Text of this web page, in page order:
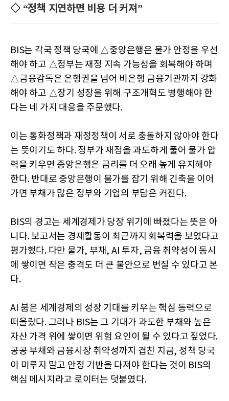
◇ “정책 지연하면 비용 더 커져”
BIS는 각국 정책 당국에 △중앙은행은 물가 안정을 우선
해야 하고 △정부는 재정 지속 가능성을 회복해야 하며
△금융감독은 은행권을 넘어 비은행 금융기관까지 강화
해야 하고 △장기 성장을 위해 구조개혁도 병행해야 한
다는 네 가지 대응을 주문했다.
이는 통화정책과 재정정책이 서로 충돌하지 않아야 한다
는 뜻이기도 하다. 정부가 재정을 과도하게 풀어 물가 압
력을 키우면 중앙은행은 금리를 더 오래 높게 유지해야
한다. 반대로 중앙은행이 물가를 잡기 위해 긴축을 이어
가면 부채가 많은 정부와 기업의 부담은 커진다.
BIS의 경고는 세계경제가 당장 위기에 빠졌다는 뜻은 아
니다. 보고서는 경제활동이 최근까지 회복력을 보였다고
평가했다. 다만 물가, 부채, AI 투자, 금융 취약성이 동시
에 쌓이면 작은 충격도 더 큰 불안으로 번질 수 있다고 본
다.
AI 붐은 세계경제의 성장 기대를 키우는 핵심 동력으로
떠올랐다. 그러나 BIS는 그 기대가 과도한 부채와 높은
자산 가격 위에 쌓이면 위험 요인이 될 수 있다고 짚었다.
공공 부채와 금융시장 취약성까지 겹친 지금, 정책 당국
이 미루지 말고 안정 기반을 다져야 한다는 것이 BIS의
핵심 메시지라고 로이터는 덧붙였다.